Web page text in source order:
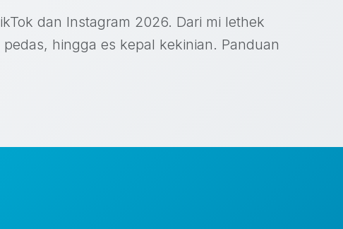
dan Instagram 2026. Dari mi lethek
hingga es kepal kekinian. Panduan